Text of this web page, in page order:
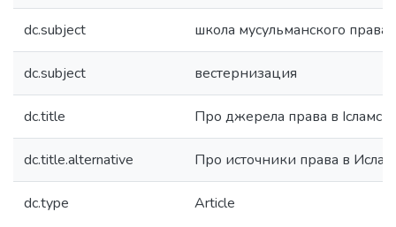
dc.subject школа мусульманского права
dc.subject вестернизация
dc.title Про джерела права в
dc.title.alternative Про источники права в
dc.type Article